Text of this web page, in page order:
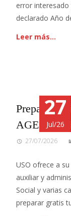
error interesado
declarado Año
Leer más…
27
Jul/26
Prepara
AGE,
27/07/2026
USO ofrece a
auxiliar y
Social y varias
preparar gratis